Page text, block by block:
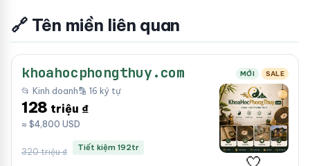
🔗 Tên miền liên quan
khoahocphongthuy.com MỚI SALE
📂 Kinh doanh🔡 16 ký tự
128 triệu ₫
≈ $4,800 USD
320 triệu ₫ Tiết kiệm 192tr